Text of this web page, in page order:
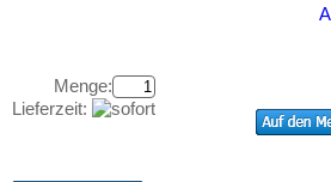
Eschwege
Kontakt
Menge:
Lieferzeit: